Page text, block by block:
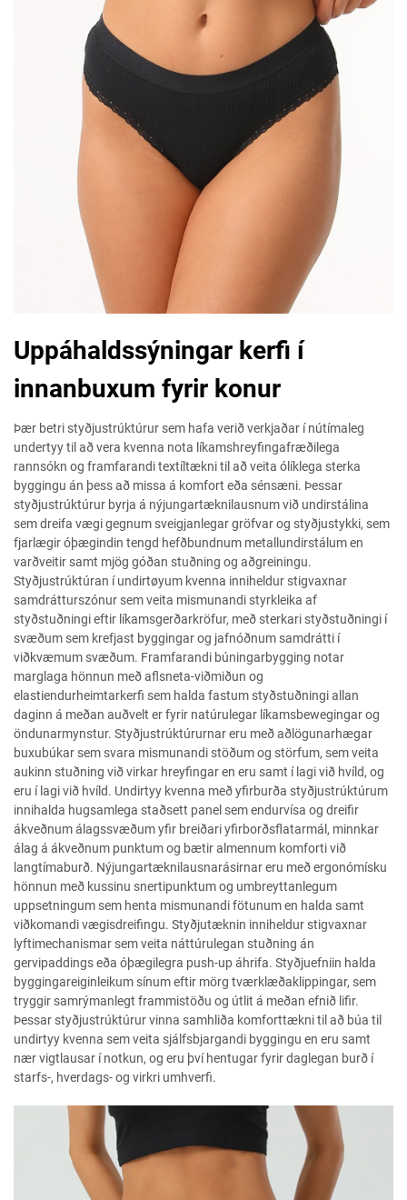
Uppáhaldssýningar kerfi í
innanbuxum fyrir konur
Þær betri styðjustrúktúrur sem hafa verið verkjaðar í nútímaleg
undertyy til að vera kvenna nota líkamshreyfingafræðilega
rannsókn og framfarandi textíltækni til að veita ólíklega sterka
byggingu án þess að missa á komfort eða sénsæni. Þessar
styðjustrúktúrur byrja á nýjungartæknilausnum við undirstálina
sem dreifa vægi gegnum sveigjanlegar gröfvar og styðjustykki, sem
fjarlægir óþægindin tengd hefðbundnum metallundirstálum en
varðveitir samt mjög góðan stuðning og aðgreiningu.
Styðjustrúktúran í undirtøyum kvenna inniheldur stigvaxnar
samdrátturszónur sem veita mismunandi styrkleika af
styðstuðningi eftir líkamsgerðarkröfur, með sterkari styðstuðningi í
svæðum sem krefjast byggingar og jafnóðnum samdrátti í
viðkvæmum svæðum. Framfarandi búningarbygging notar
marglaga hönnun með aflsneta-viðmiðun og
elastiendurheimtarkerfi sem halda fastum styðstuðningi allan
daginn á meðan auðvelt er fyrir natúrulegar líkamsbewegingar og
öndunarmynstur. Styðjustrúktúrurnar eru með aðlögunarhægar
buxubúkar sem svara mismunandi stöðum og störfum, sem veita
aukinn stuðning við virkar hreyfingar en eru samt í lagi við hvíld, og
eru í lagi við hvíld. Undirtyy kvenna með yfirburða styðjustrúktúrum
innihalda hugsamlega staðsett panel sem endurvísa og dreifir
ákveðnum álagssvæðum yfir breiðari yfirborðsflatarmál, minnkar
álag á ákveðnum punktum og bætir almennum komforti við
langtímaburð. Nýjungartæknilausnarásirnar eru með ergonómísku
hönnun með kussinu snertipunktum og umbreyttanlegum
uppsetningum sem henta mismunandi fötunum en halda samt
viðkomandi vægisdreifingu. Styðjutæknin inniheldur stigvaxnar
lyftimechanismar sem veita náttúrulegan stuðning án
gervipaddings eða óþægilegra push-up áhrifa. Styðjuefniin halda
byggingareiginleikum sínum eftir mörg tværklæðaklippingar, sem
tryggir samrýmanlegt frammistöðu og útlit á meðan efnið lifir.
Þessar styðjustrúktúrur vinna samhliða komforttækni til að búa til
undirtyy kvenna sem veita sjálfsbjargandi byggingu en eru samt
nær vigtlausar í notkun, og eru því hentugar fyrir daglegan burð í
starfs-, hverdags- og virkri umhverfi.